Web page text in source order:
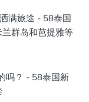
满旅途 - 58泰国
群岛和芭提雅等
吗？ - 58泰国新